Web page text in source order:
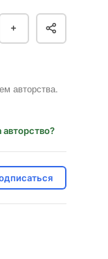
авторства.
авторство?